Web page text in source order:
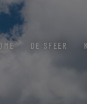
DE SFEER